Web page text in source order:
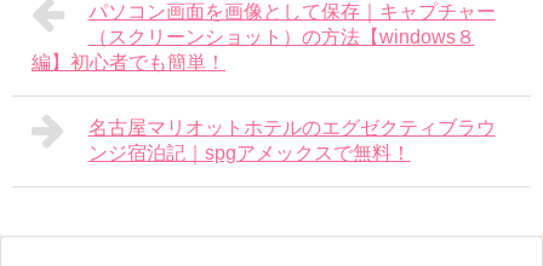
パソコン画面を画像として保存｜キャプチャー
（スクリーンショット）の方法【windows８
編】初心者でも簡単！
名古屋マリオットホテルのエグゼクティブラウ
ンジ宿泊記｜spgアメックスで無料！